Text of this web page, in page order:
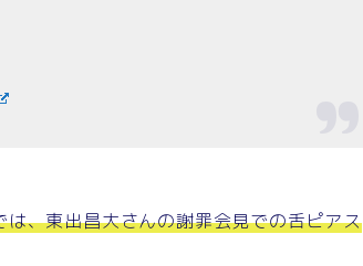
、東出昌大さんの謝罪会見での舌ピアス